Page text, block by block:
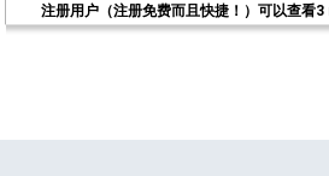
注册用户（注册免费而且快捷！）可以查看